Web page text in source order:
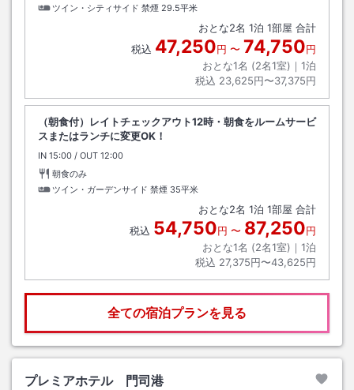
ツイン・シティサイド 禁煙 29.5平米
おとな2名 1泊 1部屋 合計
税込 47,250円 〜 74,750円
おとな1名 (2名1室)｜ 1泊
税込 23,625円〜37,375円
（朝食付）レイトチェックアウト12時・朝食をルームサービ
スまたはランチに変更OK！
IN チェックイン
15:00 / OUT チェックアウト
12:00
朝食のみ
ツイン・ガーデンサイド 禁煙 35平米
おとな2名 1泊 1部屋 合計
税込 54,750円 〜 87,250円
おとな1名 (2名1室)｜ 1泊
税込 27,375円〜43,625円
全ての宿泊プランを見る
プレミアホテル 門司港